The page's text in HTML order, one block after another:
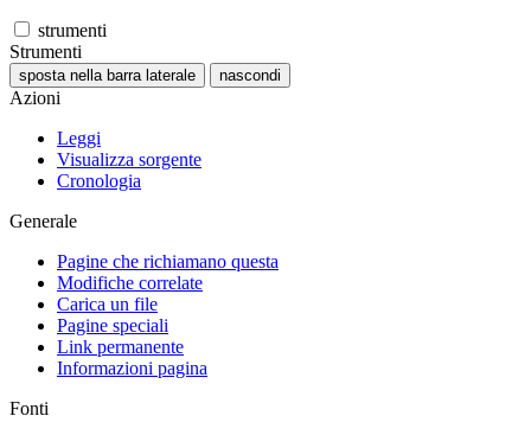
strumenti
Strumenti
sposta nella barra laterale nascondi
Azioni
Leggi
Visualizza sorgente
Cronologia
Generale
Pagine che richiamano questa
Modifiche correlate
Carica un file
Pagine speciali
Link permanente
Informazioni pagina
Fonti